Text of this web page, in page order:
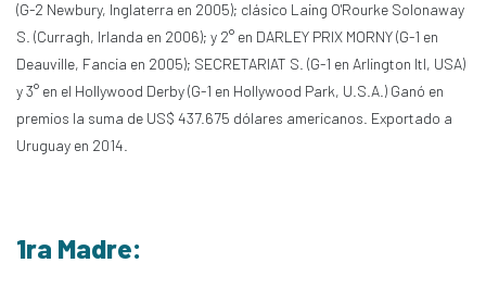
(G-2 Newbury, Inglaterra en 2005); clásico Laing O'Rourke Solonaway
S. (Curragh, Irlanda en 2006); y 2° en DARLEY PRIX MORNY (G-1 en
Deauville, Fancia en 2005); SECRETARIAT S. (G-1 en Arlington Itl, USA)
y 3° en el Hollywood Derby (G-1 en Hollywood Park, U.S.A.) Ganó en
premios la suma de US$ 437.675 dólares americanos. Exportado a
Uruguay en 2014.
1ra Madre: